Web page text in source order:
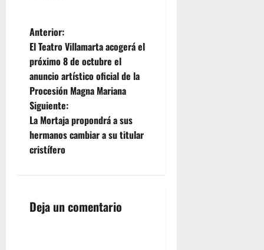
N
a
v
e
g
a
i
Anterior:
El Teatro Villamarta acogerá el
próximo 8 de octubre el
anuncio artístico oficial de la
Procesión Magna Mariana
Siguiente:
La Mortaja propondrá a sus
hermanos cambiar a su titular
cristífero
Deja un comentario